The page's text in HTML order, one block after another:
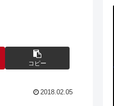
コピー
2018.02.05